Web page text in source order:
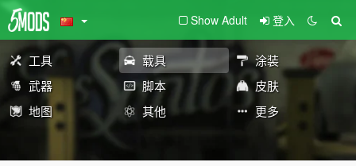
Show Adult 登入
工具 载具
涂装
武器
脚本
皮肤
地图
其他 更多